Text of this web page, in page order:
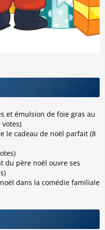
et émulsion de foie gras au
le cadeau de noël parfait (8
du père noël ouvre ses
dans la comédie familiale